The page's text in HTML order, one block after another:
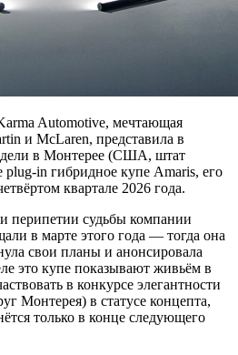
Automotive, мечтающая
и McLaren, представила в
в Монтерее (США, штат
in гибридное купе Amaris, его
квартале 2026 года.
перипетии судьбы компании
в марте этого года — тогда она
свои планы и анонсировала
это купе показывают живьём в
в конкурсе элегантности
Монтерея) в статусе концепта,
только в конце следующего